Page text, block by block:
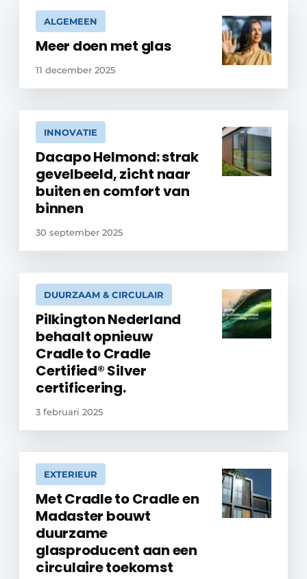
ALGEMEEN
Meer doen met glas
11 december 2025
INNOVATIE
Dacapo Helmond: strak
gevelbeeld, zicht naar
buiten en comfort van
binnen
30 september 2025
DUURZAAM & CIRCULAIR
Pilkington Nederland
behaalt opnieuw
Cradle to Cradle
Certified® Silver
certificering.
3 februari 2025
EXTERIEUR
Met Cradle to Cradle en
Madaster bouwt
duurzame
glasproducent aan een
circulaire toekomst